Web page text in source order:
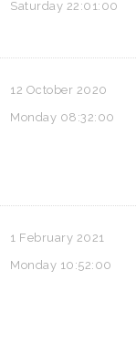
Saturday 22:01:00
12 October 2020
Monday 08:32:00
1 February 2021
Monday 10:52:00